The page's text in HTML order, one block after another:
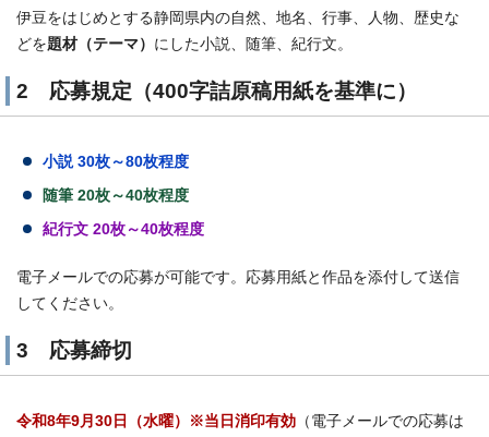
伊豆をはじめとする静岡県内の自然、地名、行事、人物、歴史な
どを題材（テーマ） にした小説、随筆、紀行文。
2 応募規定（400字詰原稿用紙を基準に）
小説 30枚～80枚程度
随筆 20枚～40枚程度
紀行文 20枚～40枚程度
電子メールでの応募が可能です。応募用紙と作品を添付して送信
してください。
3 応募締切
令和8年9月30日（水曜）※当日消印有効 （電子メールでの応募は